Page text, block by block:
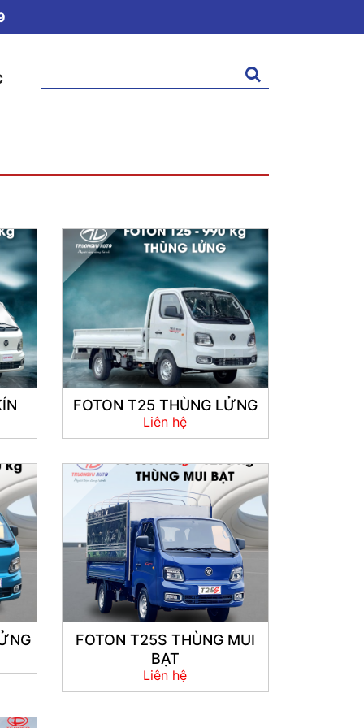
kiếm:
FOTON T25 THÙNG LỬNG
Liên hệ
FOTON T25S THÙNG MUI
BẠT
Liên hệ